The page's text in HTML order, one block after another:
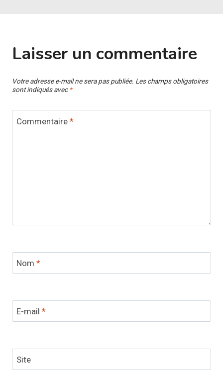
Laisser un commentaire
Votre adresse e-mail ne sera pas publiée. Les champs obligatoires
sont indiqués avec *
Commentaire *
Nom *
E-mail *
Site